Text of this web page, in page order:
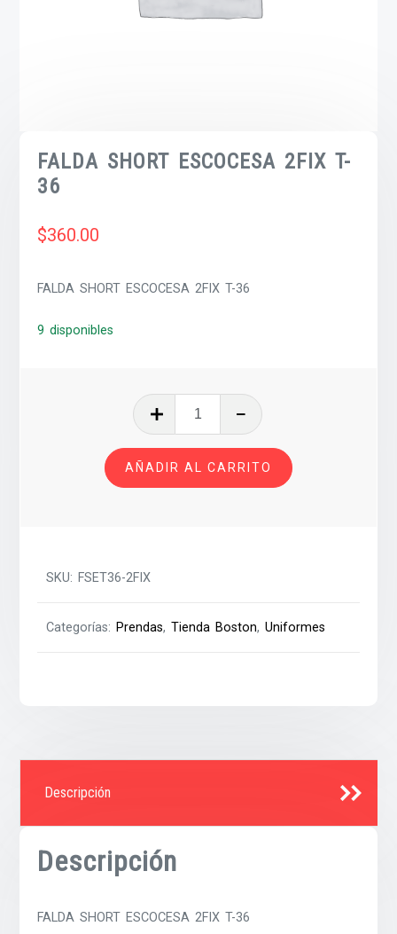
FALDA SHORT ESCOCESA 2FIX T-
36
$360.00
FALDA SHORT ESCOCESA 2FIX T-36
9 disponibles
ESCOCESA
2FIX
T-
AÑADIR AL CARRITO
SKU: FSET36-2FIX
Categorías: Prendas,Tienda Boston,Uniformes
Descripción
Descripción
FALDA SHORT ESCOCESA 2FIX T-36